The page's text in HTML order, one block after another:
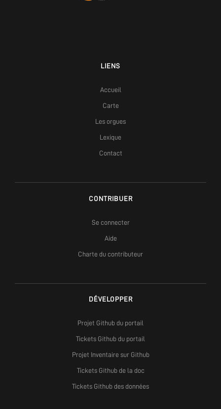
LIENS
Accueil
Carte
Les orgues
Lexique
Contact
CONTRIBUER
Se connecter
Aide
Charte du contributeur
DÉVELOPPER
Projet Github du portail
Tickets Github du portail
Projet Inventaire sur Github
Tickets Github de la doc
Tickets Github des données